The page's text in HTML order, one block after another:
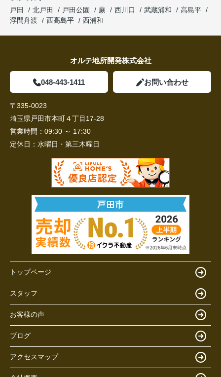
戸田
北戸田 戸田公園 蕨 西川口 武蔵浦和
高島平
浮間舟渡
西高島平 西浦和
オルテ地所開発株式会社
048-443-1411 お問い合わせ
〒335-0023
埼玉県戸田市本町４丁目17-28
営業時間： 09:30 ～ 17:30
定休日： 水曜日・第三木曜日
トップページ
スタッフ
お客様の声
ブログ
アクセスマップ